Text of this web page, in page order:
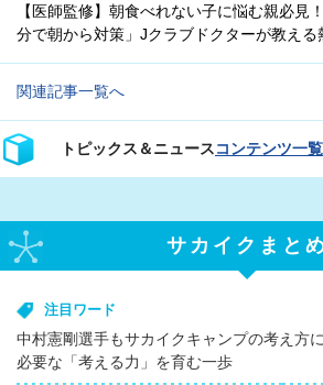
【医師監修】朝食べれない子に悩む親必
分で朝から対策」Jクラブドクターが教える
関連記事一覧へ
トピックス＆ニュースコンテンツ一
サカイクまと
注目ワード
中村憲剛選手もサカイクキャンプの考え方
必要な「考える力」を育む一歩